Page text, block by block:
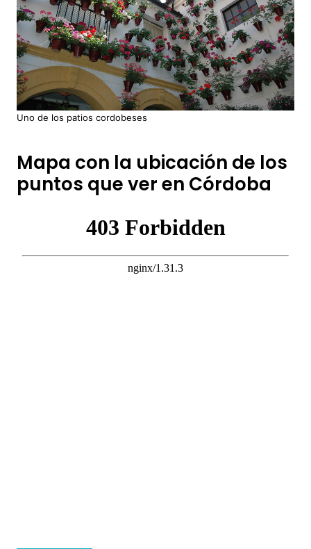
Uno de los patios cordobeses
Mapa con la ubicación de los
puntos que ver en Córdoba